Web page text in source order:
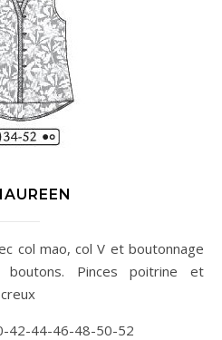
Pinces poitrine et
42-44-46-48-50-52